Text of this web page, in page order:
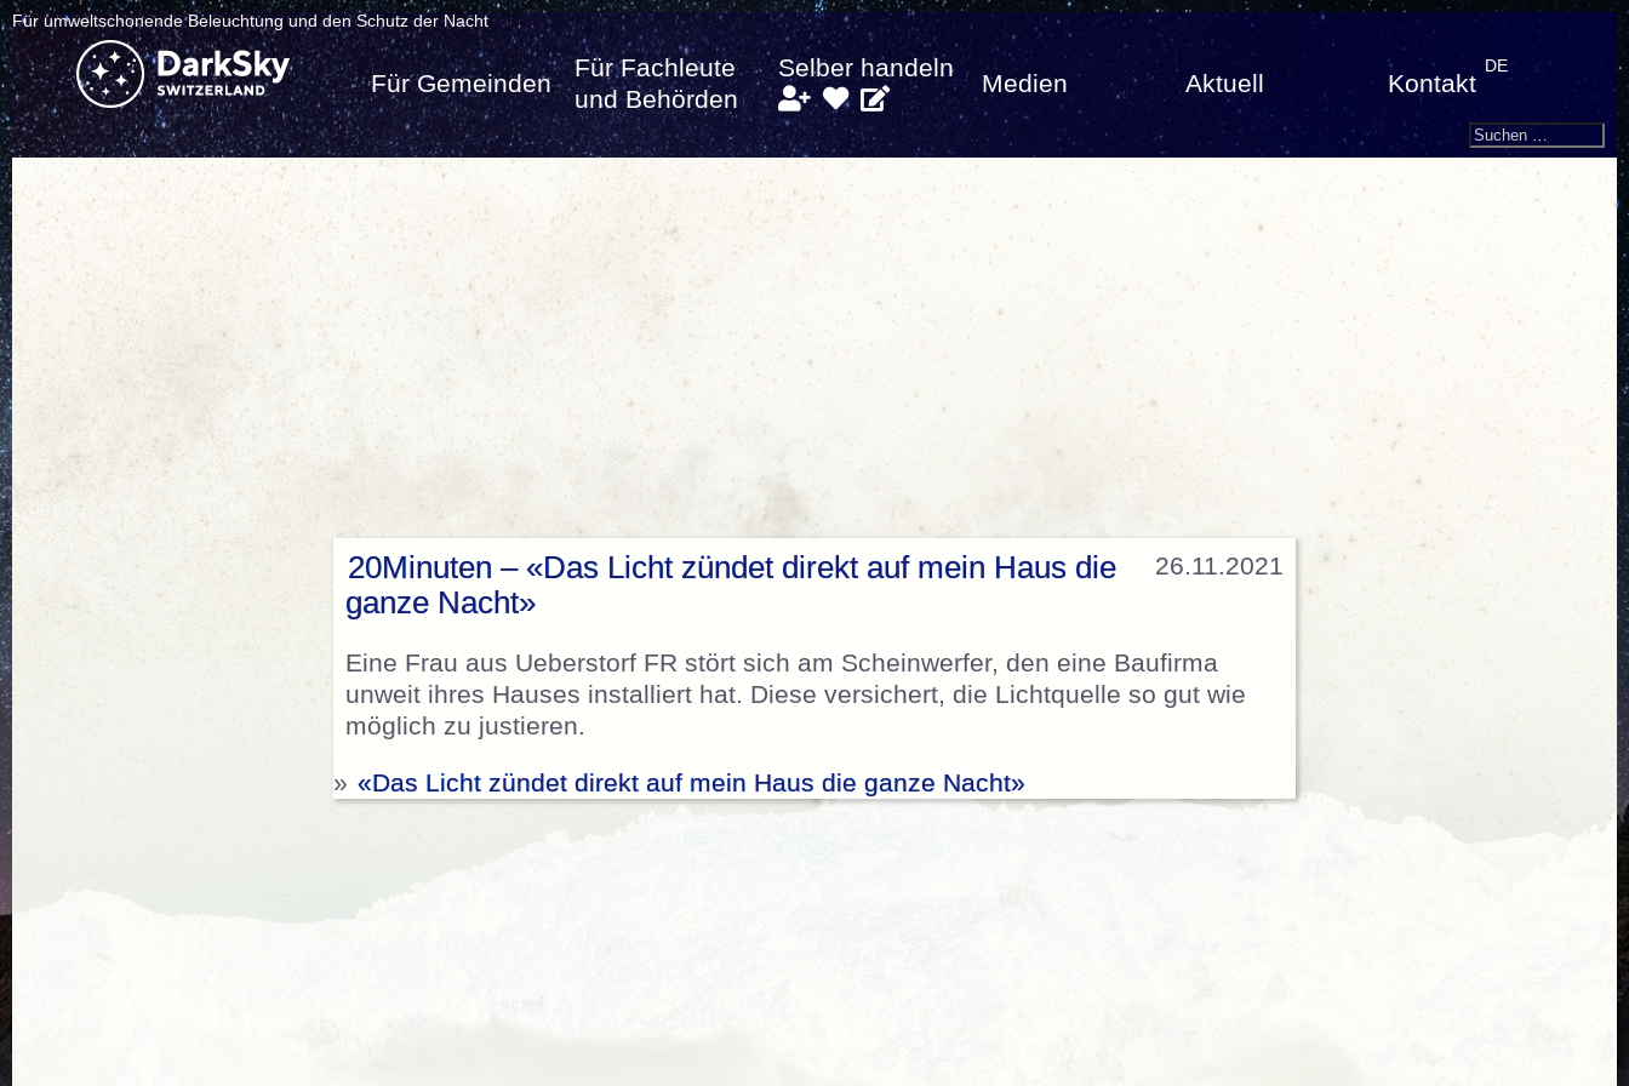
Für umweltschonende Beleuchtung und den Schutz der Nacht
Für Gemeinden
Für Fachleute
und Behörden
Selber handeln
Medien Aktuell Kontakt
DE
Search
Suchen
26.11.2021
20Minuten – «Das Licht zündet direkt auf mein Haus die
ganze Nacht»
Eine Frau aus Ueberstorf FR stört sich am Scheinwerfer, den eine Baufirma
unweit ihres Hauses installiert hat. Diese versichert, die Lichtquelle so gut wie
möglich zu justieren.
» «Das Licht zündet direkt auf mein Haus die ganze Nacht»